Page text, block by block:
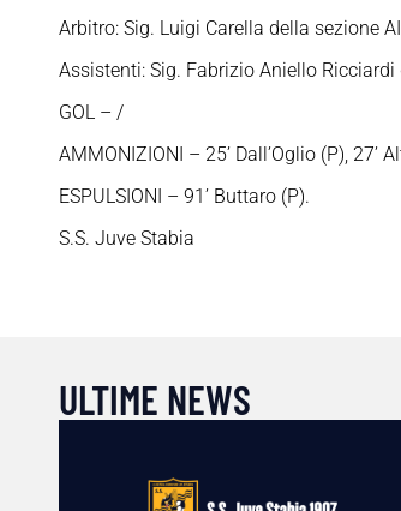
Arbitro: Sig. Luigi Carella della sezione
Assistenti: Sig. Fabrizio Aniello
GOL – /
AMMONIZIONI – 25’ Dall’Oglio (P), 27’
ESPULSIONI – 91’ Buttaro (P).
S.S. Juve Stabia
ULTIME NEWS